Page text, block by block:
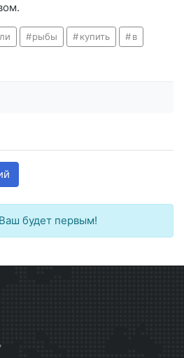
рыбы купить в
будет первым!